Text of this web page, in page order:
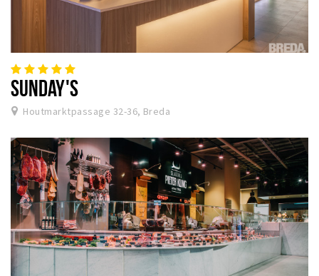
SUNDAY'S
Houtmarktpassage 32-36, Breda